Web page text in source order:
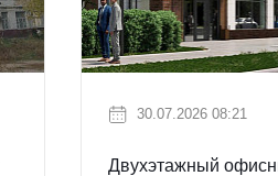
30.07.2026 08:21
Двухэтажный